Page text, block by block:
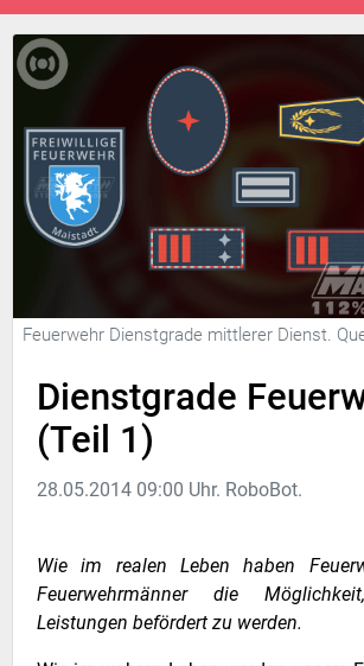
Feuerwehr Dienstgrade mittlerer Dienst.
Dienstgrade
(Teil 1)
28.05.2014 09:00 Uhr. RoboBot.
Wie im realen Leben haben
Feuerwehrmänner die
Leistungen befördert zu werden.